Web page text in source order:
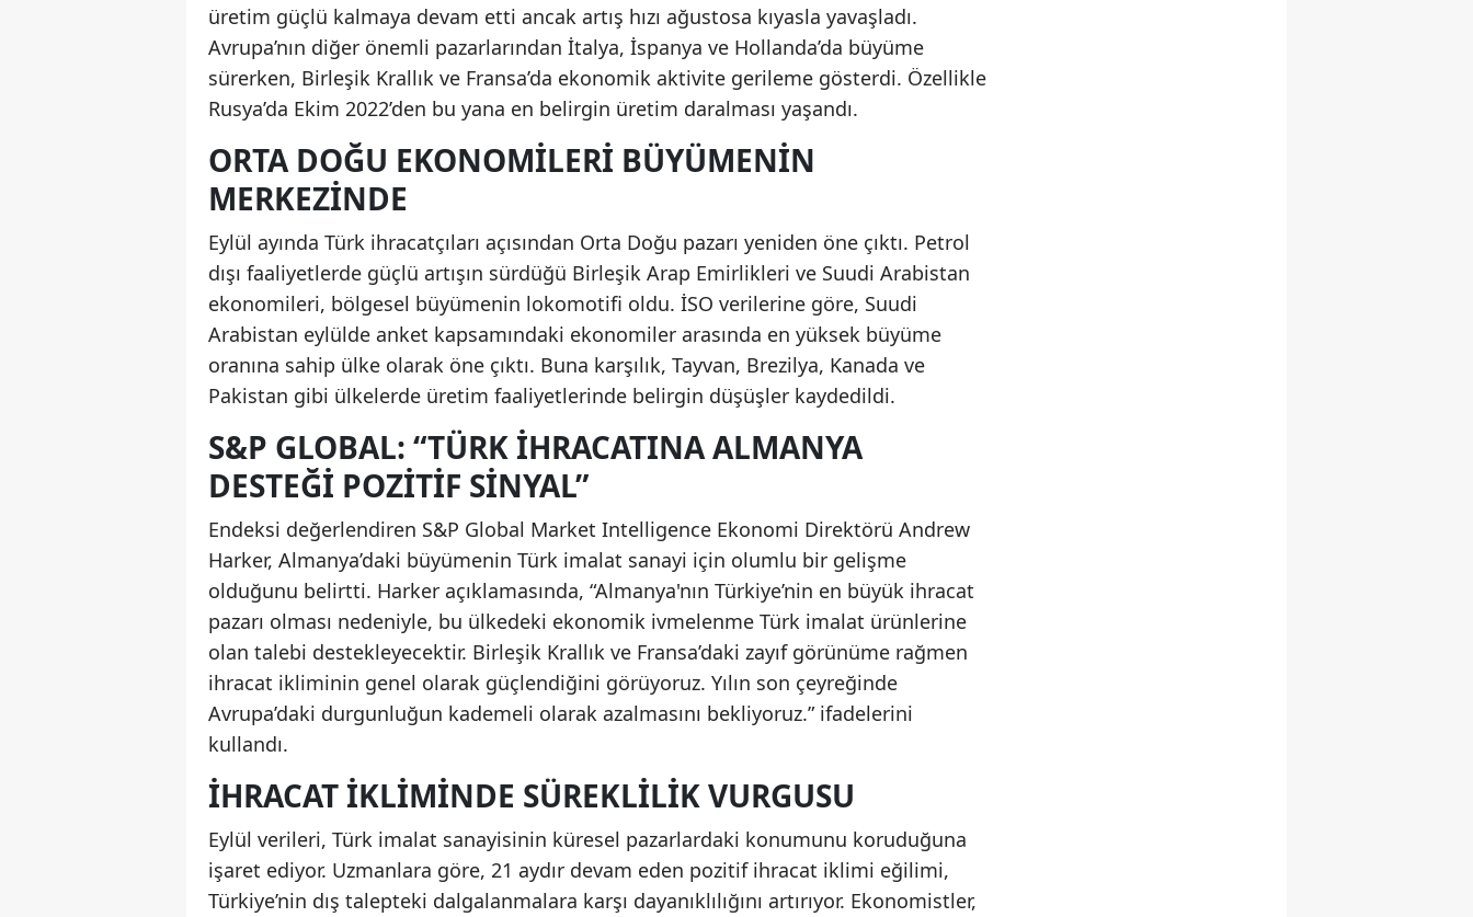
üretim güçlü kalmaya devam etti ancak artış hızı ağustosa kıyasla yavaşladı.
Avrupa’nın diğer önemli pazarlarından İtalya, İspanya ve Hollanda’da büyüme
sürerken, Birleşik Krallık ve Fransa’da ekonomik aktivite gerileme gösterdi. Özellikle
Rusya’da Ekim 2022’den bu yana en belirgin üretim daralması yaşandı.
ORTA DOĞU EKONOMILERI BÜYÜMENIN
MERKEZINDE
Eylül ayında Türk ihracatçıları açısından Orta Doğu pazarı yeniden öne çıktı. Petrol
dışı faaliyetlerde güçlü artışın sürdüğü Birleşik Arap Emirlikleri ve Suudi Arabistan
ekonomileri, bölgesel büyümenin lokomotifi oldu. İSO verilerine göre, Suudi
Arabistan eylülde anket kapsamındaki ekonomiler arasında en yüksek büyüme
oranına sahip ülke olarak öne çıktı. Buna karşılık, Tayvan, Brezilya, Kanada ve
Pakistan gibi ülkelerde üretim faaliyetlerinde belirgin düşüşler kaydedildi.
S&P GLOBAL: “TÜRK İHRACATINA ALMANYA
DESTEĞI POZITIF SINYAL”
Endeksi değerlendiren S&P Global Market Intelligence Ekonomi Direktörü Andrew
Harker, Almanya’daki büyümenin Türk imalat sanayi için olumlu bir gelişme
olduğunu belirtti. Harker açıklamasında, “Almanya'nın Türkiye’nin en büyük ihracat
pazarı olması nedeniyle, bu ülkedeki ekonomik ivmelenme Türk imalat ürünlerine
olan talebi destekleyecektir. Birleşik Krallık ve Fransa’daki zayıf görünüme rağmen
ihracat ikliminin genel olarak güçlendiğini görüyoruz. Yılın son çeyreğinde
Avrupa’daki durgunluğun kademeli olarak azalmasını bekliyoruz.” ifadelerini
kullandı.
İHRACAT İKLIMINDE SÜREKLILIK VURGUSU
Eylül verileri, Türk imalat sanayisinin küresel pazarlardaki konumunu koruduğuna
işaret ediyor. Uzmanlara göre, 21 aydır devam eden pozitif ihracat iklimi eğilimi,
Türkiye’nin dış talepteki dalgalanmalara karşı dayanıklılığını artırıyor. Ekonomistler,